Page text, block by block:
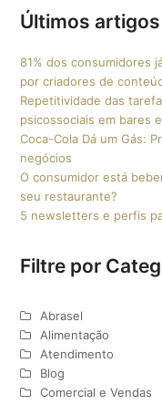
Últimos artigos
81% dos consumidores
por criadores de
Repetitividade das
psicossociais em bares
Coca-Cola Dá um Gás:
negócios
O consumidor está
seu restaurante?
5 newsletters e perfis
Filtre por
Abrasel
Alimentação
Atendimento
Blog
Comercial e Vendas